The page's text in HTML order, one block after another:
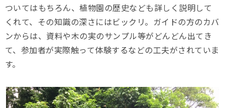
ついてはもちろん、植物園の歴史なども詳しく説明して
くれて、その知識の深さにはビックリ。ガイドの方のカバ
ンからは、資料や木の実のサンプル等がどんどん出てき
て、参加者が実際触って体験するなどの工夫がされていま
す。